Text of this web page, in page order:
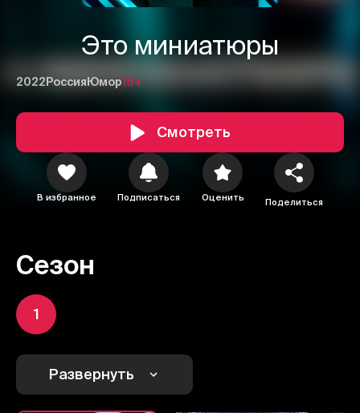
Это миниатюры
2022 Россия Юмор18+
Смотреть
В избранное Подписаться Оценить Поделиться
Сезон
1
Развернуть
Отменить Авторизоваться